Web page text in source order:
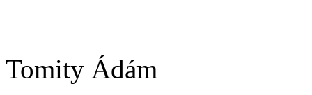
Tomity Ádám